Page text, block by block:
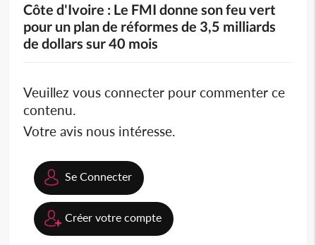
Côte d'Ivoire : Le FMI donne son feu vert
pour un plan de réformes de 3,5 milliards
de dollars sur 40 mois
Veuillez vous connecter pour commenter ce
contenu.
Votre avis nous intéresse.
Se Connecter
Créer votre compte